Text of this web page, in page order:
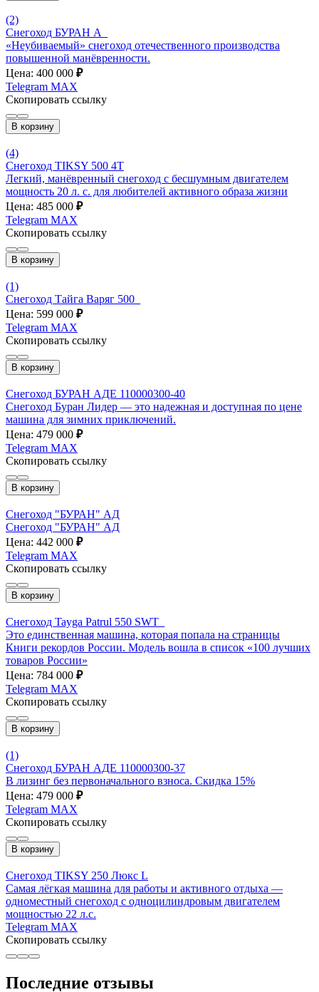
(2)
Снегоход БУРАН А_
«Неубиваемый» снегоход отечественного производства
повышенной манёвренности.
Цена: 400 000 ₽
Telegram MAX
Скопировать ссылку
В корзину
(4)
Снегоход TIKSY 500 4T
Легкий, манёвренный снегоход с бесшумным двигателем
мощность 20 л. с. для любителей активного образа жизни
Цена: 485 000 ₽
Telegram MAX
Скопировать ссылку
В корзину
(1)
Снегоход Тайга Варяг 500_
Цена: 599 000 ₽
Telegram MAX
Скопировать ссылку
В корзину
Снегоход БУРАН АДЕ 110000300-40
Снегоход Буран Лидер — это надежная и доступная по цене
машина для зимних приключений.
Цена: 479 000 ₽
Telegram MAX
Скопировать ссылку
В корзину
Снегоход "БУРАН" АД
Снегоход "БУРАН" АД
Цена: 442 000 ₽
Telegram MAX
Скопировать ссылку
В корзину
Снегоход Tayga Patrul 550 SWT_
Это единственная машина, которая попала на страницы
Книги рекордов России. Модель вошла в список «100 лучших
товаров России»
Цена: 784 000 ₽
Telegram MAX
Скопировать ссылку
В корзину
(1)
Снегоход БУРАН АДЕ 110000300-37
В лизинг без первоначального взноса. Скидка 15%
Цена: 479 000 ₽
Telegram MAX
Скопировать ссылку
В корзину
Снегоход TIKSY 250 Люкс L
Самая лёгкая машина для работы и активного отдыха —
одноместный снегоход с одноцилиндровым двигателем
мощностью 22 л.с.
Telegram MAX
Скопировать ссылку
Последние отзывы